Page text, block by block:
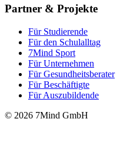
Partner & Projekte
Für Stu­die­rende
Für den Schulalltag
7Mind Sport
Für Unter­neh­men
Für Gesund­heits­be­ra­ter
Für Beschäftigte
Für Auszubildende
© 2026 7Mind GmbH